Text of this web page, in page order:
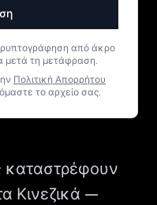
από άκρο
μετά τη μετάφραση.
Πολιτική Απορρήτου
το αρχείο σας.
καταστρέφουν
Κινεζικά —